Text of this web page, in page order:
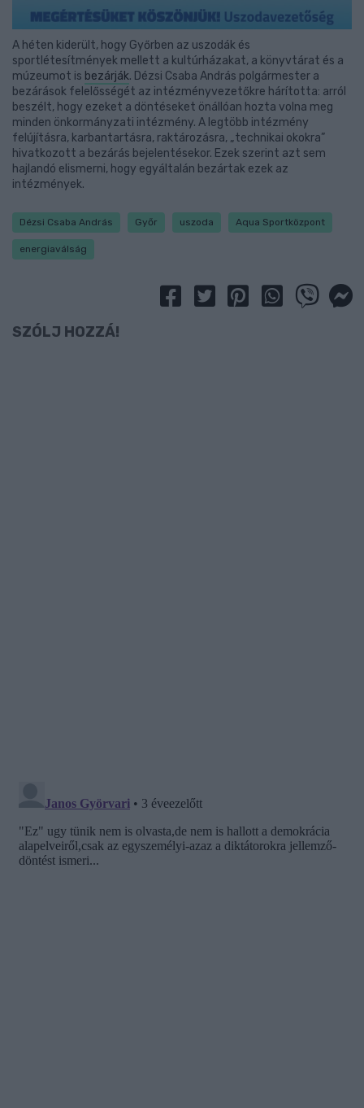
A héten kiderült, hogy Győrben az uszodák és
sportlétesítmények mellett a kultúrházakat, a könyvtárat és a
múzeumot is bezárják. Dézsi Csaba András polgármester a
bezárások felelősségét az intézményvezetőkre hárította: arról
beszélt, hogy ezeket a döntéseket önállóan hozta volna meg
minden önkormányzati intézmény. A legtöbb intézmény
felújításra, karbantartásra, raktározásra, „technikai okokra”
hivatkozott a bezárás bejelentésekor. Ezek szerint azt sem
hajlandó elismerni, hogy egyáltalán bezártak ezek az
intézmények.
Dézsi Csaba András Győr uszoda Aqua Sportközpont
energiaválság
SZÓLJ HOZZÁ!